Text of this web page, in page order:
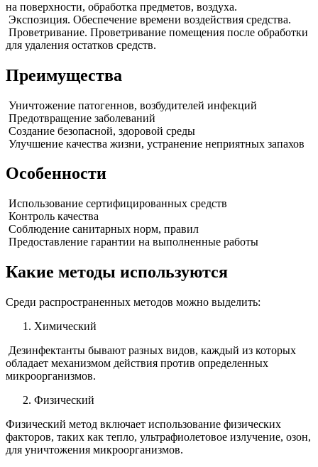
на поверхности, обработка предметов, воздуха.
Экспозиция. Обеспечение времени воздействия средства.
Проветривание. Проветривание помещения после обработки
для удаления остатков средств.
Преимущества
Уничтожение патогеннов, возбудителей инфекций
Предотвращение заболеваний
Создание безопасной, здоровой среды
Улучшение качества жизни, устранение неприятных запахов
Особенности
Использование сертифицированных средств
Контроль качества
Соблюдение санитарных норм, правил
Предоставление гарантии на выполненные работы
Какие методы используются
Среди распространенных методов можно выделить:
Химический
Дезинфектанты бывают разных видов, каждый из которых
обладает механизмом действия против определенных
микроорганизмов.
Физический
Физический метод включает использование физических
факторов, таких как тепло, ультрафиолетовое излучение, озон,
для уничтожения микроорганизмов.